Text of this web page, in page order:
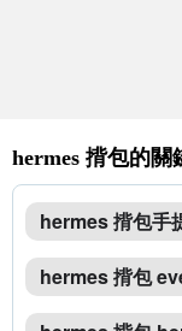
hermes 揹包的關
hermes 揹包手
hermes 揹包